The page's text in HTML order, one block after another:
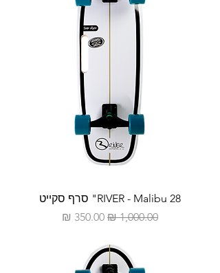
RIVER - Malibu 28" סרף סקייט
מחיר רגיל
מחיר מבצע